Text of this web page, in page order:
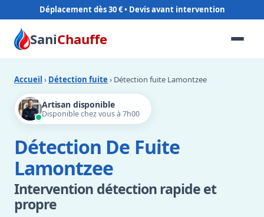
Déplacement dès 30 €
SaniChauffe
Accueil › Détection fuite › Détection fuite Lamontzee
Artisan disponible
Disponible chez vous à 7h00
Détection De Fuite
Lamontzee
Intervention détection rapide et
propre